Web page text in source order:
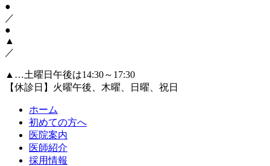
●
／
●
▲
／
▲…土曜日午後は14:30～17:30
【休診日】火曜午後、木曜、日曜、祝日
ホーム
初めての方へ
医院案内
医師紹介
採用情報